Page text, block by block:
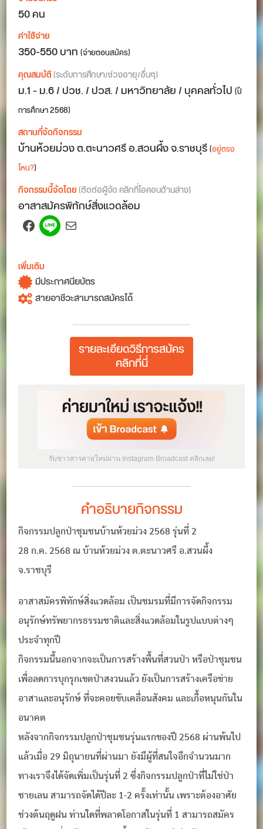
50 คน
ค่าใช้จ่าย
350-550 บาท(จ่ายตอนสมัคร)
คุณสมบัติ(ระดับการศึกษา/ช่วงอายุ/อื่นๆ)
ม.1 - ม.6 / ปวช. / ปวส. / มหาวิทยาลัย / บุคคลทั่วไป(ปี
การศึกษา 2568)
สถานที่จัดกิจกรรม
บ้านห้วยม่วง ต.ตะนาวศรี อ.สวนผึ้ง จ.ราชบุรี(อยู่ตรง
ไหน?)
กิจกรรมนี้จัดโดย(ติดต่อผู้จัด คลิกที่ไอคอนด้านล่าง)
อาสาสมัครพิทักษ์สิ่งแวดล้อม
Facebook
Spotify
Mail
เพิ่มเติม
มีประกาศนียบัตร
สายอาชีวะสามารถสมัครได้
รายละเอียดวิธีการสมัคร
คลิกที่นี่
รับข่าวสารค่ายใหม่ผ่าน Instagram Broadcast คลิกเลย!
คำอธิบายกิจกรรม
กิจกรรมปลูกป่าชุมชนบ้านห้วยม่วง 2568 รุ่นที่ 2
28 ก.ค. 2568 ณ บ้านห้วยม่วง ต.ตะนาวศรี อ.สวนผึ้ง
จ.ราชบุรี
อาสาสมัครพิทักษ์สิ่งแวดล้อม เป็นชมรมที่มีการจัดกิจกรรม
อนุรักษ์ทรัพยากรธรรมชาติและสิ่งแวดล้อมในรูปแบบต่างๆ
ประจำทุกปี
กิจกรรมนี้นอกจากจะเป็นการสร้างพื้นที่สวนป่า หรือป่าชุมชน
เพื่อลดการบุกรุกเขตป่าสงวนแล้ว ยังเป็นการสร้างเครือข่าย
อาสาและอนุรักษ์ ที่จะคอยขับเคลื่อนสังคม และเกื้อหนุนกันใน
อนาคต
หลังจากกิจกรรมปลูกป่าชุมชนรุ่นแรกของปี 2568 ผ่านพ้นไป
แล้วเมื่อ 29 มิถุนายนที่ผ่านมา ยังมีผู้ที่สนใจอีกจำนวนมาก
ทางเราจึงได้จัดเพิ่มเป็นรุ่นที่ 2 ซึ่งกิจกรรมปลูกป่าที่ไม่ใช่ป่า
ชายเลน สามารถจัดได้ปีละ 1-2 ครั้งเท่านั้น เพราะต้องอาศัย
ช่วงต้นฤดูฝน ท่านใดที่พลาดโอกาสในรุ่นที่ 1 สามารถสมัคร